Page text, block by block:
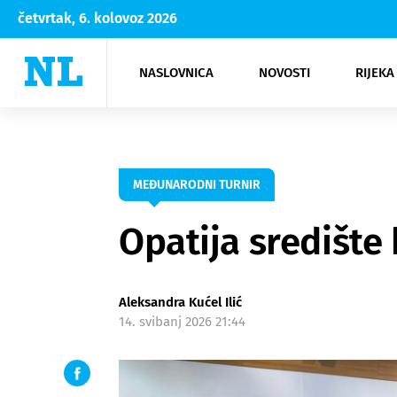
četvrtak, 6. kolovoz 2026
NASLOVNICA NOVOSTI
Rijeka Opatija
NK
Moda
Kultura
MEĐUNARODNI TURNIR
Opatija središte
Aleksandra Kućel Ilić
14. svibanj 2026 21:44